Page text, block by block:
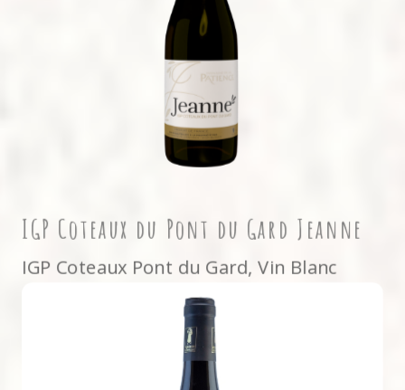
IGP Coteaux du Pont du Gard Jeanne
IGP Coteaux Pont du Gard,Vin Blanc